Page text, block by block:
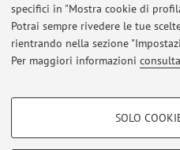
specifici in "Mostra cookie di
Potrai sempre rivedere le tue
rientrando nella sezione
Per maggiori informazioni
COOKIE DI PROFILAZIONE -
SOLO
Area riservata
Accedi tramite
|Note legali